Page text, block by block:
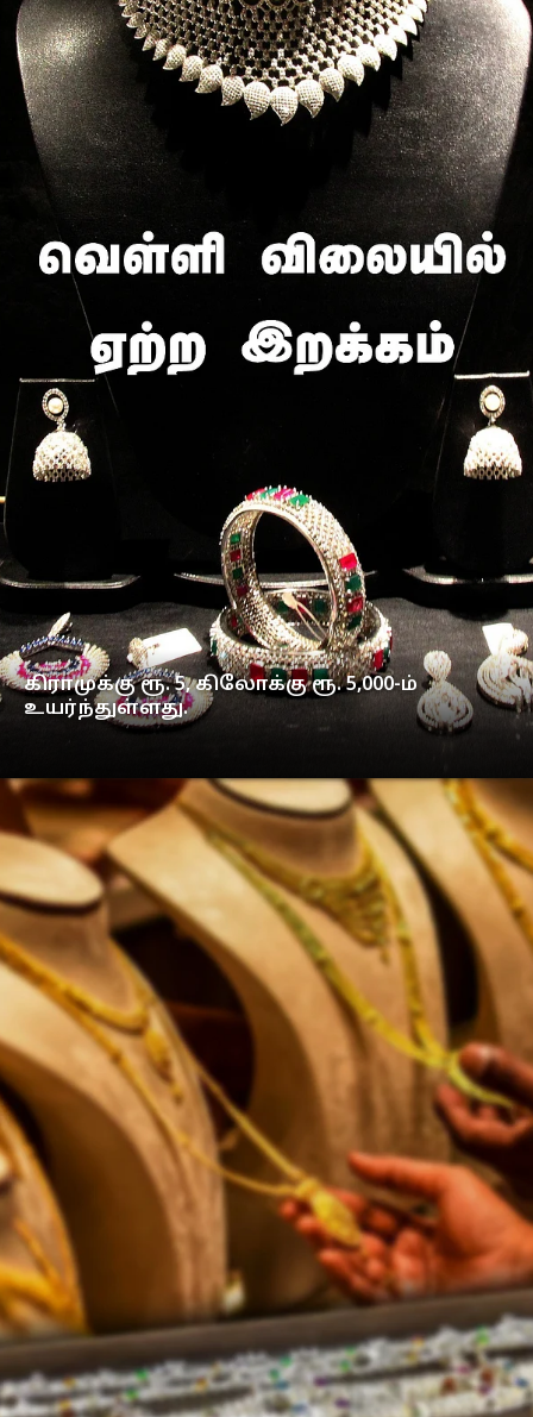
கிராமுக்கு ரூ. 5, கிலோக்கு ரூ. 5,000-ம்
உயர்ந்துள்ளது.